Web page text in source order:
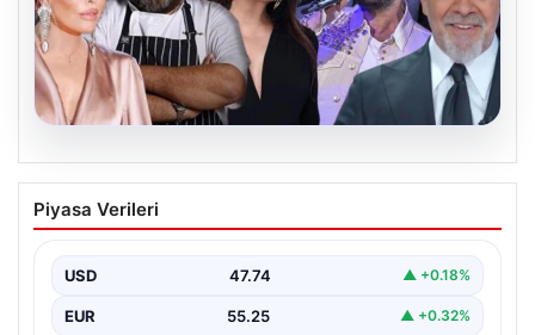
MASAK Raporunda Ahbap Derneği’ne
Yapılan Ünlü Bağışları ve Soruşturmanın
Ahbap Derneği’ne yönelik devam eden soruşturma
incelemesi yapıldı. Mali…
Piyasa Verileri
USD 47.74 ▲ +0.18%
EUR 55.25 ▲ +0.32%